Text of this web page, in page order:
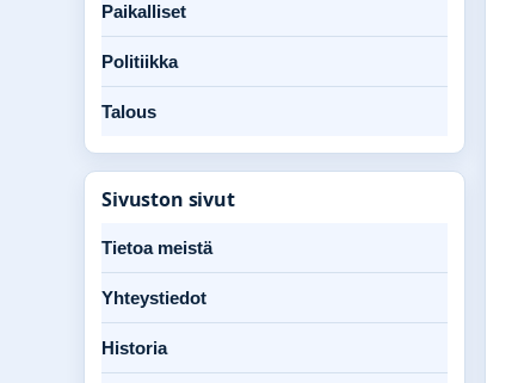
Paikalliset
Politiikka
Talous
Sivuston sivut
Tietoa meistä
Yhteystiedot
Historia